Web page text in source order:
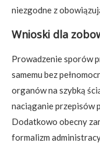
niezgodne z
Wnioski dla
Prowadzenie sporów
samemu bez
organów na szybką
naciąganie przepisów
Dodatkowo obecny
formalizm